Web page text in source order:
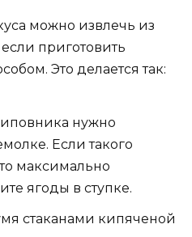
можно извлечь из
приготовить
Это делается так:
нужно
Если такого
максимально
ягоды в ступке.
стаканами кипяченой